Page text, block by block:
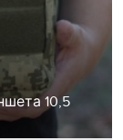
10,5